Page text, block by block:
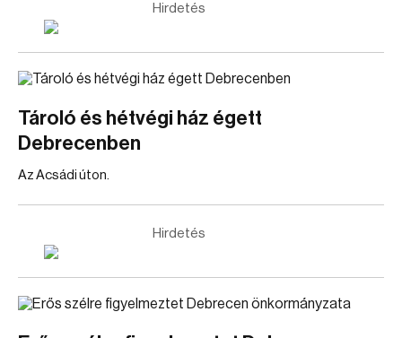
Hirdetés
Tároló és hétvégi ház égett
Debrecenben
Az Acsádi úton.
Hirdetés